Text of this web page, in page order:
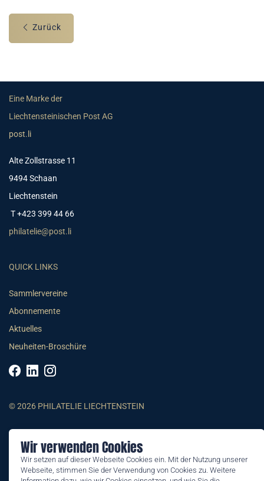
Wir verwenden Cookies
Wir setzen auf dieser Webseite Cookies ein. Mit der Nutzung unserer
Webseite, stimmen Sie der Verwendung von Cookies zu. Weitere
Zurück
Eine Marke der
Liechtensteinischen Post AG
post.li
Alte Zollstrasse 11
9494 Schaan
Liechtenstein
T +423 399 44 66
philatelie@post.li
QUICK LINKS
Sammlervereine
Abonnemente
Aktuelles
Neuheiten-Broschüre
© 2026 PHILATELIE LIECHTENSTEIN
AGB
Impressum
Datenschutzerklärung